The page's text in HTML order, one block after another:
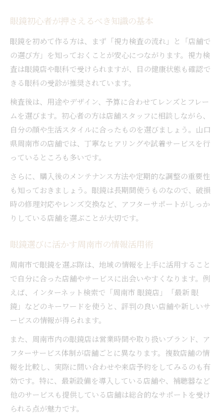
眼鏡初心者が押さえるべき知識の基本
眼鏡を初めて作る方は、まず「視力検査の流れ」と「店舗で
の選び方」を知っておくことが安心につながります。視力検
査は眼鏡店や眼科で受けられますが、目の健康状態も確認で
きる眼科の受診が推奨されています。
検査後は、用途やデザイン、予算に合わせてレンズとフレー
ムを選びます。初心者の方は店舗スタッフに相談しながら、
自分の顔や生活スタイルに合ったものを選びましょう。山口
県周南市の店舗では、丁寧なヒアリングや試着サービスを行
っているところも多いです。
さらに、購入後のメンテナンス方法や定期的な調整の重要性
も知っておきましょう。眼鏡は長期間使うものなので、破損
時の修理対応やレンズ交換など、アフターサポートがしっか
りしている店舗を選ぶことが大切です。
眼鏡選びに活かす周南市の情報活用術
周南市で眼鏡を選ぶ際は、地域の情報を上手に活用すること
で自分に合った店舗やサービスに出会いやすくなります。例
えば、インターネット検索で「周南市 眼鏡店」「最新 眼
鏡」などのキーワードを使うと、評判の良い店舗や新しいサ
ービスの情報が得られます。
また、周南市内の眼鏡店は営業時間や取り扱いブランド、ア
フターサービス体制が店舗ごとに異なります。複数店舗の情
報を比較し、実際に問い合わせや来店予約をしてみるのも有
効です。特に、最新設備を導入している店舗や、補聴器など
他のサービスも提供している店舗は総合的なサポートを受け
られる点が魅力です。